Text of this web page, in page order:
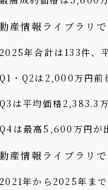
産情報ライブラリ
2025年合計は133件、
Q1・Q2は2,000万円前
Q3は平均価格2,383.3
Q4は最高5,600万円が
産情報ライブラリ
2021年から2025年ま